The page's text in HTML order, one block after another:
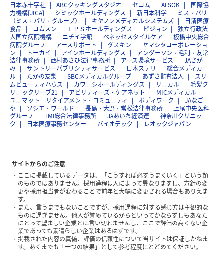
日本赤十字社 ABCクッキングスタジオ セコム ALSOK
国際協
力機構[JICA]
シミックホールディングス 新日本科学
ミス・パリ
（ミス・パリ・グループ）
キヤノンメディカルシステムズ
日清医療
食品
コムスン ＥＰＳホールディングス ピジョン
独立行政法
人国立病院機構
ニチイ学館 ベネッセスタイルケア
板橋中央総合
病院グループ
アースサポート ダスキン
ヤマシタコーポレーショ
ン
トーカイ アインホールディングス
アンダーソン・毛利・友常
法律事務所
西村あさひ法律事務所 アース環境サービス
JAさが
み
サントリーパブリシティサービス 日本ステリ
総合メディカ
ル
たかの友梨 SBCメディカルグループ あずさ監査法人
スリ
ムビューティハウス
カワニシホールディングス リニカル
毛髪ク
リニックリーブ21
アビリティーズ・ケアネット
MICメディカル
ユニマット リタイアメント・コミュニティ
ボディワーク
JAなご
や
ソシエ・ワールド 長島・大野・常松法律事務所
上尾中央医科
グループ
TMI総合法律事務所 JAあいち経済連
神奈川クリニッ
ク
日本医療事務センター バイオテック レオックジャパン
サイトからのご注意
ここに掲載しているデータは、「こうすれば必ずうまくいく」という類
のものではありません。採用過程は人によって異なりますし、方針の変
更や採用担当者が変わることで前年と大幅に変更される場合もありえま
す。
また、言うまでもないことですが、採用過程に対する感じ方は主観的な
ものに過ぎません。他人が誉めているからといってかならずしもあなた
にとって望ましい企業とは言い切れませんし、ここで評価の高くない企
業であっても素晴らしい企業はあるはずです。
掲載された内容の真偽、評価の信頼性について当サイトは保証しかねま
す。あくまでも「一つの結果」として参考程度にとどめてください。